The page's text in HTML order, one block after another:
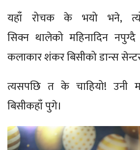
यहाँ रोचक के भयो भने,
सिक्न थालेको महिनादिन
कलाकार शंकर बिसीको डान्स
त्यसपछि त के चाहियो! उनी
बिसीकहाँ पुगे।